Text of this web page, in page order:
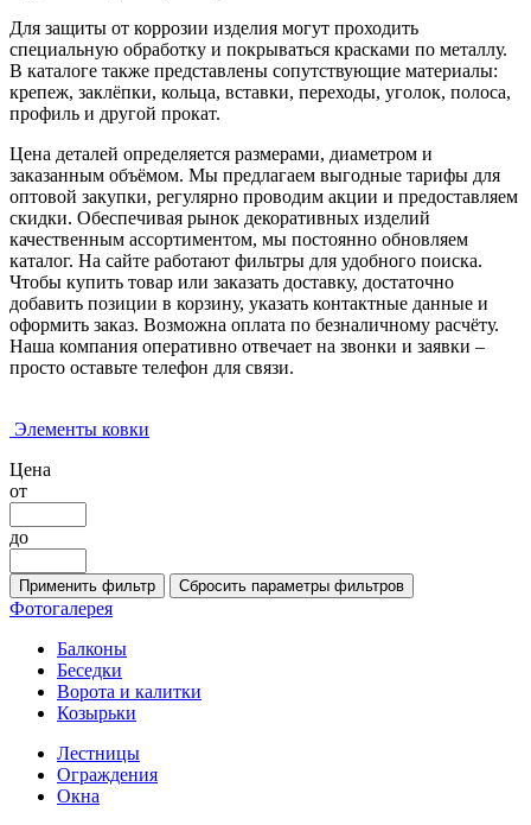
Для защиты от коррозии изделия могут проходить
специальную обработку и покрываться красками по металлу.
В каталоге также представлены сопутствующие материалы:
крепеж, заклёпки, кольца, вставки, переходы, уголок, полоса,
профиль и другой прокат.
Цена деталей определяется размерами, диаметром и
заказанным объёмом. Мы предлагаем выгодные тарифы для
оптовой закупки, регулярно проводим акции и предоставляем
скидки. Обеспечивая рынок декоративных изделий
качественным ассортиментом, мы постоянно обновляем
каталог. На сайте работают фильтры для удобного поиска.
Чтобы купить товар или заказать доставку, достаточно
добавить позиции в корзину, указать контактные данные и
оформить заказ. Возможна оплата по безналичному расчёту.
Наша компания оперативно отвечает на звонки и заявки –
просто оставьте телефон для связи.
Элементы ковки
Цена
от
до
Фотогалерея
Балконы
Беседки
Ворота и калитки
Козырьки
Лестницы
Ограждения
Окна